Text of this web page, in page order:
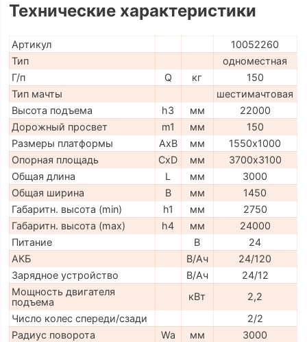
Технические характеристики
Артикул
10052260
Тип
одноместная
Г/п
Q кг
150
Тип мачты
шестимачтовая
Высота подъема
h3 мм
22000
Дорожный просвет
m1 мм
150
Размеры платформы
AxB мм
1550х1000
Опорная площадь
CxD мм
3700х3100
Общая длина
L мм
3000
Общая ширина
B мм
1450
Габаритн. высота (min)
h1 мм
2750
Габаритн. высота (max)
h4 мм
24000
Питание
В
24
АКБ
В/Ач
24/120
Зарядное устройство
В/Ач
24/12
Мощность двигателя
подъема
кВт
2,2
Число колес спереди/сзади
2/2
Радиус поворота
Wa мм
3000